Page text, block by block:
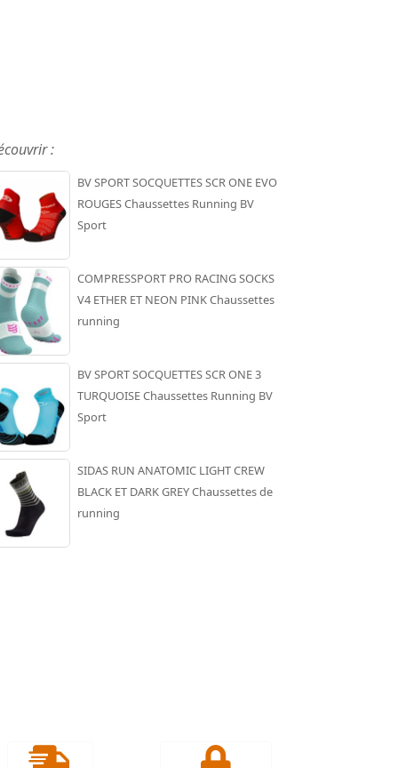
:
BV SPORT SOCQUETTES SCR ONE EVO
ROUGES Chaussettes Running BV
Sport
COMPRESSPORT PRO RACING SOCKS
V4 ETHER ET NEON PINK Chaussettes
running
BV SPORT SOCQUETTES SCR ONE 3
TURQUOISE Chaussettes Running BV
Sport
SIDAS RUN ANATOMIC LIGHT CREW
BLACK ET DARK GREY Chaussettes de
running